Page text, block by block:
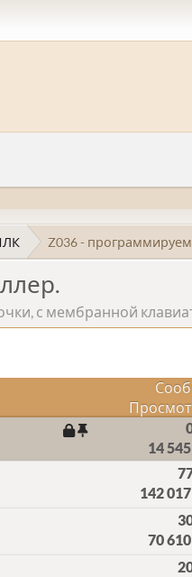
Z036 -
с мембранной
14 545
142 017
70 610